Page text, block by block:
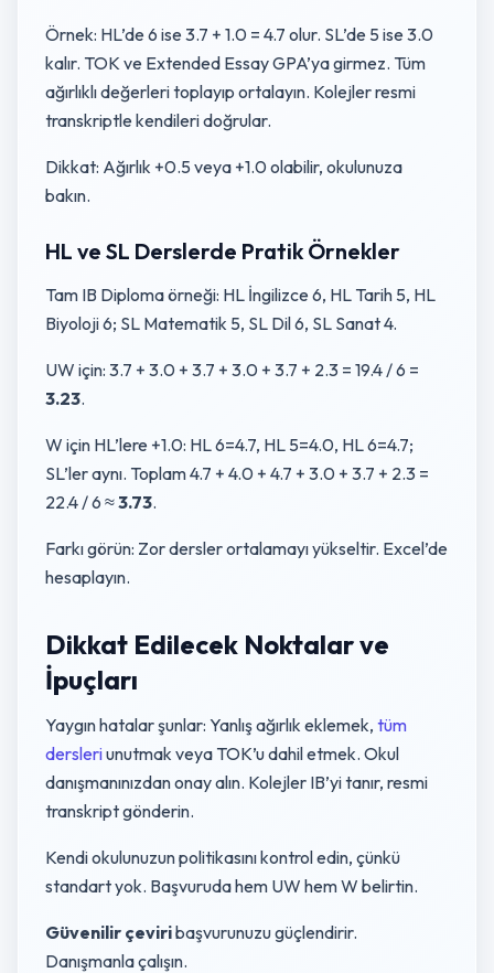
Örnek: HL’de 6 ise 3.7 + 1.0 = 4.7 olur. SL’de 5 ise 3.0
kalır. TOK ve Extended Essay GPA’ya girmez. Tüm
ağırlıklı değerleri toplayıp ortalayın. Kolejler resmi
transkriptle kendileri doğrular.
Dikkat: Ağırlık +0.5 veya +1.0 olabilir, okulunuza
bakın.
HL ve SL Derslerde Pratik Örnekler
Tam IB Diploma örneği: HL İngilizce 6, HL Tarih 5, HL
Biyoloji 6; SL Matematik 5, SL Dil 6, SL Sanat 4.
UW için: 3.7 + 3.0 + 3.7 + 3.0 + 3.7 + 2.3 = 19.4 / 6 =
3.23.
W için HL’lere +1.0: HL 6=4.7, HL 5=4.0, HL 6=4.7;
SL’ler aynı. Toplam 4.7 + 4.0 + 4.7 + 3.0 + 3.7 + 2.3 =
22.4 / 6 ≈3.73.
Farkı görün: Zor dersler ortalamayı yükseltir. Excel’de
hesaplayın.
Dikkat Edilecek Noktalar ve
İpuçları
Yaygın hatalar şunlar: Yanlış ağırlık eklemek, tüm
dersleriunutmak veya TOK’u dahil etmek. Okul
danışmanınızdan onay alın. Kolejler IB’yi tanır, resmi
transkript gönderin.
Kendi okulunuzun politikasını kontrol edin, çünkü
standart yok. Başvuruda hem UW hem W belirtin.
Güvenilir çeviribaşvurunuzu güçlendirir.
Danışmanla çalışın.